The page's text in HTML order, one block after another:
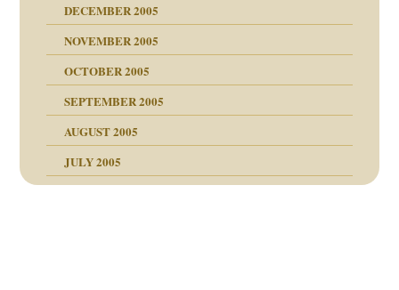
DECEMBER 2005
NOVEMBER 2005
OCTOBER 2005
SEPTEMBER 2005
AUGUST 2005
JULY 2005